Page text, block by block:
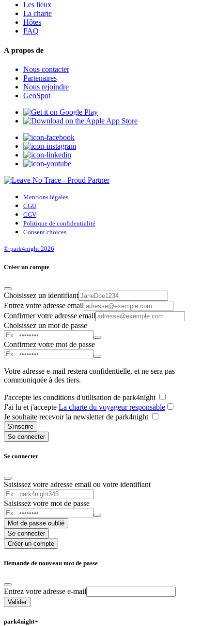
Les lieux
La charte
Hôtes
FAQ
A propos de
Nous contacter
Partenaires
Nous rejoindre
GeoSpot
Mentions légales
CGU
CGV
Politique de confidentialité
Consent choices
© park4night 2026
Créer un compte
Choisissez un identifiant
Entrez votre adresse email
Confirmer votre adresse email
Choisissez un mot de passe
Confirmez votre mot de passe
Votre adresse e-mail restera confidentielle, et ne sera pas
communiquée à des tiers.
J'accepte les conditions d'utilisation de park4night
J'ai lu et j'accepte La charte du voyageur responsable
Je souhaite recevoir la newsletter de park4night
S'inscrire
Se connecter
Se connecter
Saisissez votre adresse email ou votre identifiant
Saisissez votre mot de passe
Mot de passe oublié
Se connecter
Créer un compte
Demande de nouveau mot de passe
Entrez votre adresse e-mail
Valider
park4night+